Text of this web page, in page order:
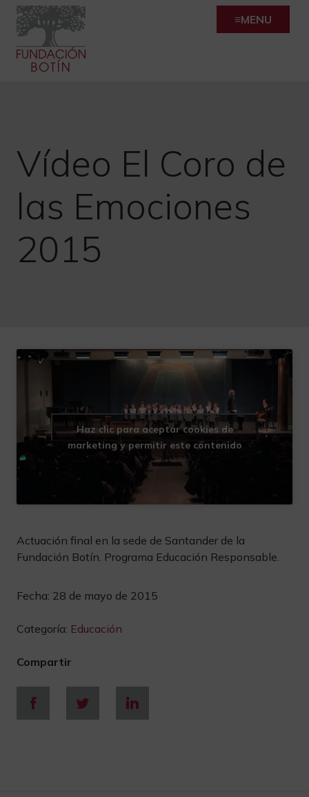
Skip
content
MENU
Vídeo El Coro de
las Emociones
2015
Haz clic para aceptar cookies de
marketing y permitir este contenido
Actuación final en la sede de Santander de la
Fundación Botín. Programa Educación Responsable.
Fecha: 28 de mayo de 2015
Categoría: Educación
Compartir